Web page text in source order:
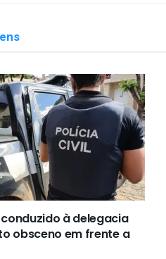
à delegacia
obsceno em frente a